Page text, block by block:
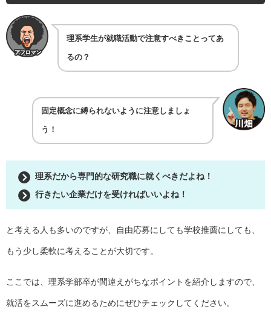
理系学生が就職活動で注意すべきことってあ
るの？
固定概念に縛られないように注意しましょ
う！
理系だから専門的な研究職に就くべきだよね！
行きたい企業だけを受ければいいよね！
と考える人も多いのですが、自由応募にしても学校推薦にしても、
もう少し柔軟に考えることが大切です。
ここでは、理系学部卒が間違えがちなポイントを紹介しますので、
就活をスムーズに進めるためにぜひチェックしてください。